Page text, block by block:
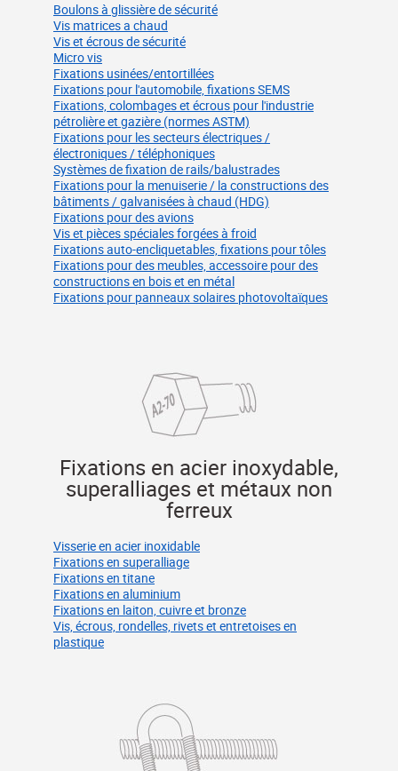
Boulons à glissière de sécurité
Vis matrices a chaud
Vis et écrous de sécurité
Micro vis
Fixations usinées/entortillées
Fixations pour l'automobile, fixations SEMS
Fixations, colombages et écrous pour l'industrie
pétrolière et gazière (normes ASTM)
Fixations pour les secteurs électriques /
électroniques / téléphoniques
Systèmes de fixation de rails/balustrades
Fixations pour la menuiserie / la constructions des
bâtiments / galvanisées à chaud (HDG)
Fixations pour des avions
Vis et pièces spéciales forgées à froid
Fixations auto-encliquetables, fixations pour tôles
Fixations pour des meubles, accessoire pour des
constructions en bois et en métal
Fixations pour panneaux solaires photovoltaïques
Fixations en acier inoxydable,
superalliages et métaux non
ferreux
Visserie en acier inoxidable
Fixations en superalliage
Fixations en titane
Fixations en aluminium
Fixations en laiton, cuivre et bronze
Vis, écrous, rondelles, rivets et entretoises en
plastique